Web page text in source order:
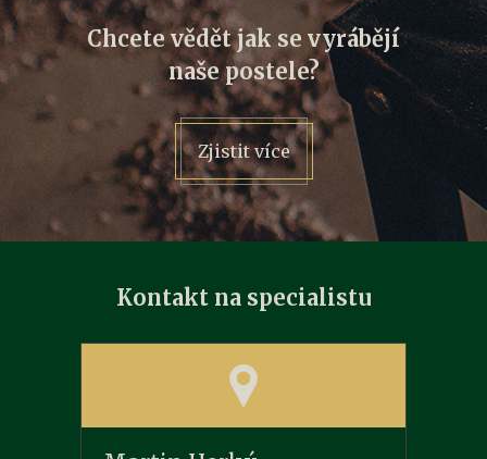
Chcete vědět jak se vyrábějí
naše postele?
Zjistit více
Kontakt na specialistu